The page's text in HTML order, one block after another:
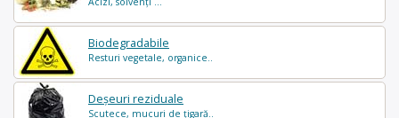
Biodegradabile
Resturi vegetale, organice..
Deșeuri reziduale
Scutece, mucuri de țigară..